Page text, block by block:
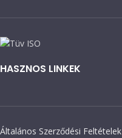
HASZNOS LINKEK
Általános Szerződési Feltételek